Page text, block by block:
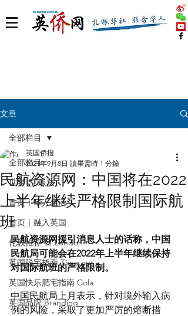
文章
全部栏目
世界 🌎 版块
首页丨华人生活
首页丨融入英国
伦敦推荐 🎡 London
英国脱宅指南 Time out
英国快乐肥宅指南 Cola
英国品牌 Branding
全部栏目
民航资源网：中国将在2022
上半年继续严格限制国际航
班
英国侨报
2021年9月8日 讀畢需時 1 分鐘
民航资源网援引消息人士的话称，中国
民航局可能会在2022年上半年继续保持
对国际航班的严格限制。
中国民航局上月表示，针对境外输入病
例的风险，采取了更加严厉的熔断措